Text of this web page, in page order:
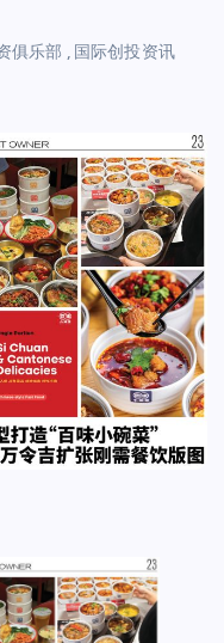
俱乐部
国际创投资讯